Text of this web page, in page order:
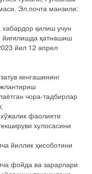
Эл.почта манзили:
қилиш учун
йиғилишда қатнашиш
йил 12 апрел
кенгашининг
чора-тадбирлар
фаолияти
хулосасини
йиллик ҳисоботини
фойда ва зарарлари